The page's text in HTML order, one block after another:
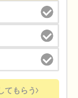
てもらう